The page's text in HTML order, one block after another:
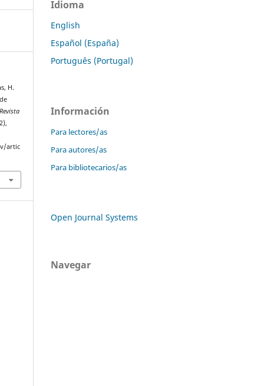
H.
Revista
artic
Idioma
English
Español (España)
Português (Portugal)
Información
Para lectores/as
Para autores/as
Para bibliotecarios/as
Open Journal Systems
Navegar